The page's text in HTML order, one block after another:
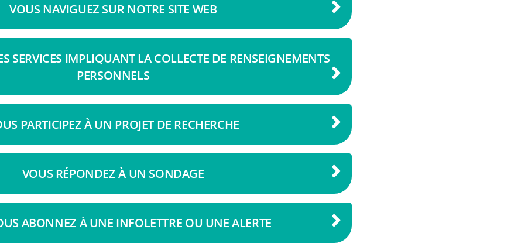
VOUS NAVIGUEZ SUR NOTRE SITE WEB
SERVICES IMPLIQUANT LA COLLECTE DE RENSEIGNEMENTS
PERSONNELS
PARTICIPEZ À UN PROJET DE RECHERCHE
VOUS RÉPONDEZ À UN SONDAGE
ABONNEZ À UNE INFOLETTRE OU UNE ALERTE